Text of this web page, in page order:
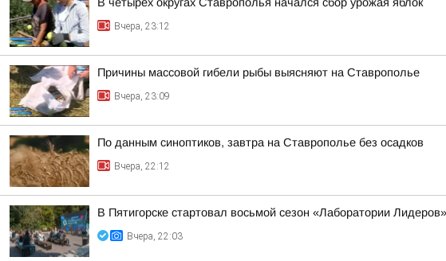
Вчера, 23:12
Причины массовой гибели рыбы выясняют на Ставрополье
Вчера, 23:09
По данным синоптиков, завтра на Ставрополье без осадков
Вчера, 22:12
В Пятигорске стартовал восьмой сезон «Лаборатории Лидеров»
Вчера, 22:03